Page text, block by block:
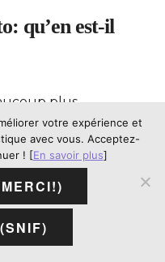
qu’en est-il
plus
sur ce point.
plupart du temps, ils
nature, qui ne
Mais aussi parce
images, ils
exemplaires alors
en vendre qu’un
votre expérience et
avec vous. Acceptez-
! [En savoir plus]